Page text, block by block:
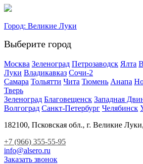
Город: Великие Луки
Выберите город
Москва Зеленоград Петрозаводск Ялта
Луки Владикавказ Сочи-2
Самара Тольятти Чита Тюмень Анапа
Тверь
Зеленоград Благовещенск Западная
Волгоград Санкт-Петербург Челябинск
182100, Псковская обл., г. Великие
+7 (966) 355-55-95
info@alsero.ru
Заказать звонок